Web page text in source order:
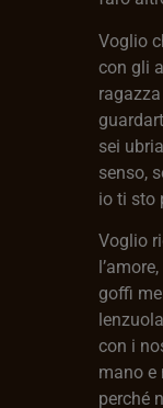
Voglio
con gli
sei
senso,
io ti sto
Voglio
goffi
con i
mano e
perché